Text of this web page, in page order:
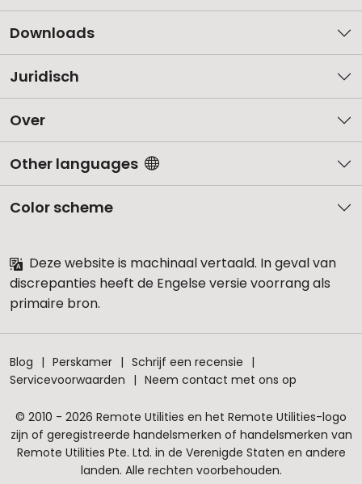
Downloads
Juridisch
Over
Other languages
Color scheme
Deze website is machinaal vertaald. In geval van
discrepanties heeft de Engelse versie voorrang als
primaire bron.
Blog Perskamer
Schrijf een recensie
Servicevoorwaarden
Neem contact met ons op
© 2010 - 2026 Remote Utilities en het Remote Utilities-logo
zijn of geregistreerde handelsmerken of handelsmerken van
Remote Utilities Pte. Ltd. in de Verenigde Staten en andere
landen. Alle rechten voorbehouden.